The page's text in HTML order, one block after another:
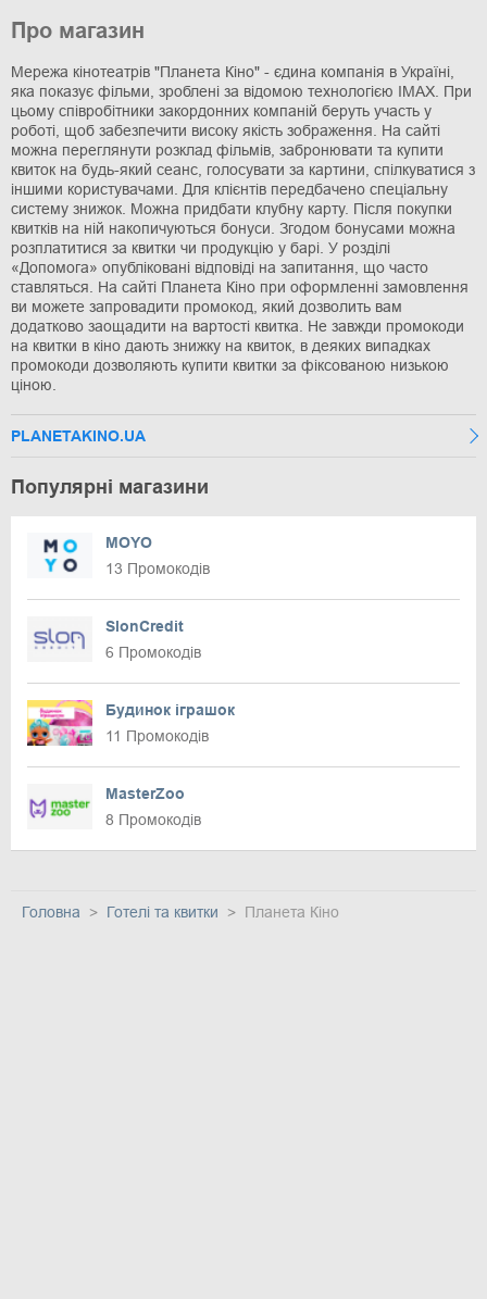
Про магазин
Мережа кінотеатрів "Планета Кіно" - єдина компанія в Україні,
яка показує фільми, зроблені за відомою технологією IMAX. При
цьому співробітники закордонних компаній беруть участь у
роботі, щоб забезпечити високу якість зображення. На сайті
можна переглянути розклад фільмів, забронювати та купити
квиток на будь-який сеанс, голосувати за картини, спілкуватися з
іншими користувачами. Для клієнтів передбачено спеціальну
систему знижок. Можна придбати клубну карту. Після покупки
квитків на ній накопичуються бонуси. Згодом бонусами можна
розплатитися за квитки чи продукцію у барі. У розділі
«Допомога» опубліковані відповіді на запитання, що часто
ставляться. На сайті Планета Кіно при оформленні замовлення
ви можете запровадити промокод, який дозволить вам
додатково заощадити на вартості квитка. Не завжди промокоди
на квитки в кіно дають знижку на квиток, в деяких випадках
промокоди дозволяють купити квитки за фіксованою низькою
ціною.
PLANETAKINO.UA
Популярні магазини
MOYO
13 Промокодів
SlonCredit
6 Промокодів
Будинок іграшок
11 Промокодів
MasterZoo
8 Промокодів
Головна Готелі та квитки Планета Кіно